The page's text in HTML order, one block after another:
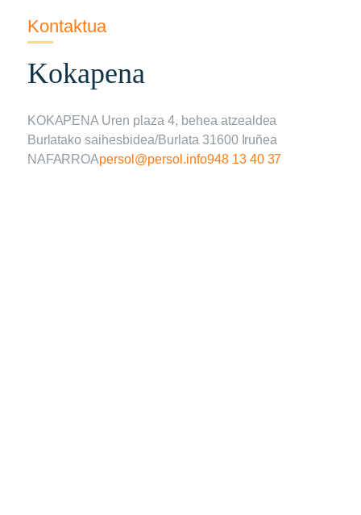
Kontaktua
Kokapena
KOKAPENA Uren plaza 4, behea atzealdea
Burlatako saihesbidea/Burlata 31600 Iruñea
NAFARROApersol@persol.info948 13 40 37